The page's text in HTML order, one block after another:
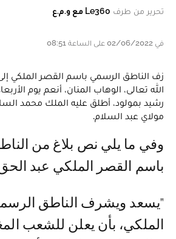
تحرير من طرف Le360 مع و.م.ع
في 02/06/2022 على الساعة 08:51
زف الناطق الرسمي باسم القصر الملكي
الله تعالى، الوهاب المنان، أنعم يوم
رشيد بمولود، أطلق عليه الملك محمد
مولاي عبد السلام.
وفي ما يلي نص بلاغ من الناطق الرسمي
باسم القصر الملكي عبد
"يسعد ويشرف الناطق
الملكي، بأن يعلن للشعب